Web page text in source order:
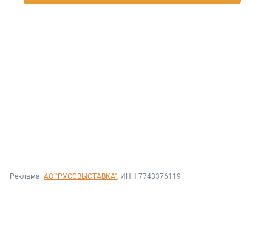
Реклама. АО "РУССВЫСТАВКА", ИНН 7743376119